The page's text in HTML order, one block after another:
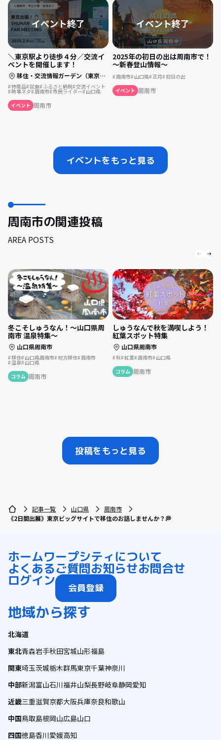
＼東京駅より徒歩４分／交流イ
ベントを開催します！
移住・交流情報ガーデン（東京都中央区）
特産品 試食 ふるさと納税 交流イベント
時事ネタ 周南市 市民ライター 山口県
イベント 周南市
2025年の初日の出は周南市で！
～新春登山情報～
周南市 山口県 正月 初日の出
イベント 周南市
イベントをもっと見る
周南市の関連投稿
AREA POSTS
冬こそしゅうなん！～山口県周
南市 温泉特集～
山口県周南市
移住 山口県周南市 地方移住 周南市
温泉 山口県
コラム 周南市
しゅうなんで秋を満喫しよう！
紅葉スポット特集
山口県周南市
秋 紅葉 周南市 山口県
コラム 周南市
投稿をもっと見る
記事一覧 山口県
周南市
《2日間出展》東京ビッグサイトで移住のお話しませんか？💭
ホームワープシティについて
よくあるご質問お知らせお問合せ
ログイン 会員登録
地域から探す
北海道
東北青森岩手秋田宮城山形福島
関東埼玉茨城栃木群馬東京千葉神奈川
中部新潟富山石川福井山梨長野岐阜静岡愛知
近畿三重滋賀京都大阪兵庫奈良和歌山
中国鳥取島根岡山広島山口
四国徳島香川愛媛高知